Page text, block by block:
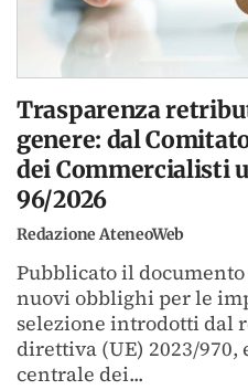
Trasparenza
genere: dal
dei Commercialisti
96/2026
Redazione AteneoWeb
Pubblicato il
nuovi obblighi per le
selezione introdotti dal
direttiva (UE) 2023/
centrale dei...